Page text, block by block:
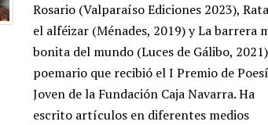
Rosario (Valparaíso Ediciones 2023),
el alféizar (Ménades, 2019) y La barrera
bonita del mundo (Luces de Gálibo,
poemario que recibió el I Premio de
Joven de la Fundación Caja Navarra. Ha
escrito artículos en diferentes medios